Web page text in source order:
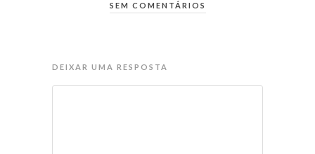
SEM COMENTÁRIOS
DEIXAR UMA RESPOSTA